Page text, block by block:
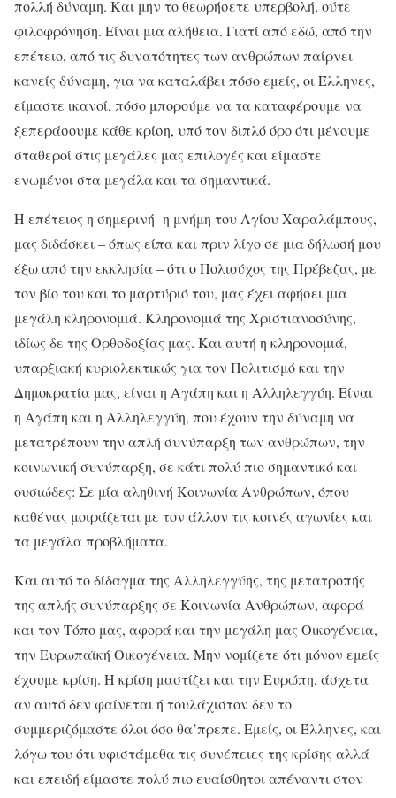
πολλή δύναμη. Και μην το θεωρήσετε υπερβολή, ούτε
φιλοφρόνηση. Είναι μια αλήθεια. Γιατί από εδώ, από την
επέτειο, από τις δυνατότητες των ανθρώπων παίρνει
κανείς δύναμη, για να καταλάβει πόσο εμείς, οι Έλληνες,
είμαστε ικανοί, πόσο μπορούμε να τα καταφέρουμε να
ξεπεράσουμε κάθε κρίση, υπό τον διπλό όρο ότι μένουμε
σταθεροί στις μεγάλες μας επιλογές και είμαστε
ενωμένοι στα μεγάλα και τα σημαντικά.
Η επέτειος η σημερινή -η μνήμη του Αγίου Χαραλάμπους,
μας διδάσκει – όπως είπα και πριν λίγο σε μια δήλωσή μου
έξω από την εκκλησία – ότι ο Πολιούχος της Πρέβεζας, με
τον βίο του και το μαρτύριό του, μας έχει αφήσει μια
μεγάλη κληρονομιά. Κληρονομιά της Χριστιανοσύνης,
ιδίως δε της Ορθοδοξίας μας. Και αυτή η κληρονομιά,
υπαρξιακή κυριολεκτικώς για τον Πολιτισμό και την
Δημοκρατία μας, είναι η Αγάπη και η Αλληλεγγύη. Είναι
η Αγάπη και η Αλληλεγγύη, που έχουν την δύναμη να
μετατρέπουν την απλή συνύπαρξη των ανθρώπων, την
κοινωνική συνύπαρξη, σε κάτι πολύ πιο σημαντικό και
ουσιώδες: Σε μία αληθινή Κοινωνία Ανθρώπων, όπου
καθένας μοιράζεται με τον άλλον τις κοινές αγωνίες και
τα μεγάλα προβλήματα.
Και αυτό το δίδαγμα της Αλληλεγγύης, της μετατροπής
της απλής συνύπαρξης σε Κοινωνία Ανθρώπων, αφορά
και τον Τόπο μας, αφορά και την μεγάλη μας Οικογένεια,
την Ευρωπαϊκή Οικογένεια. Μην νομίζετε ότι μόνον εμείς
έχουμε κρίση. Η κρίση μαστίζει και την Ευρώπη, άσχετα
αν αυτό δεν φαίνεται ή τουλάχιστον δεν το
συμμεριζόμαστε όλοι όσο θα’πρεπε. Εμείς, οι Έλληνες, και
λόγω του ότι υφιστάμεθα τις συνέπειες της κρίσης αλλά
και επειδή είμαστε πολύ πιο ευαίσθητοι απέναντι στον